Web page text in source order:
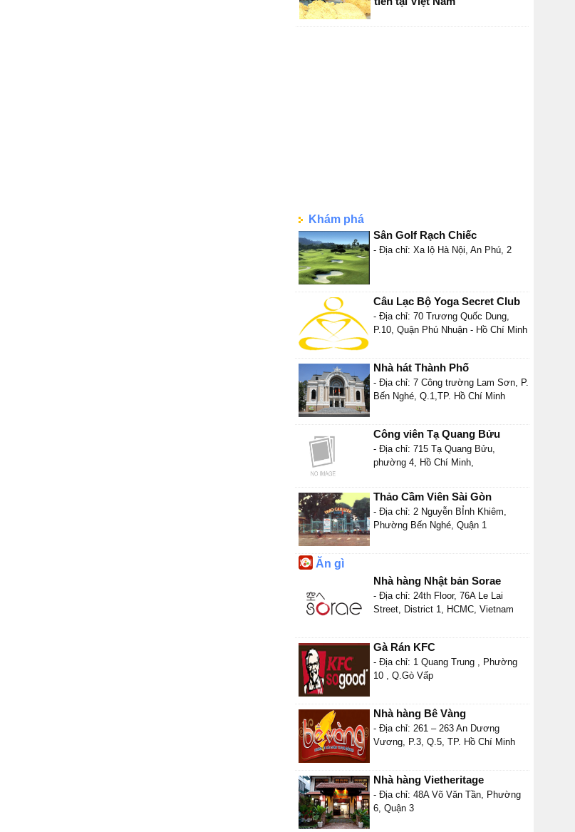
Khám phá
Sân Golf Rạch Chiếc
- Địa chỉ: Xa lộ Hà Nội, An Phú, 2
Câu Lạc Bộ Yoga Secret Club
- Địa chỉ: 70 Trương Quốc Dung,
P.10, Quận Phú Nhuận - Hồ Chí Minh
Nhà hát Thành Phố
- Địa chỉ: 7 Công trường Lam Sơn, P.
Bến Nghé, Q.1,TP. Hồ Chí Minh
Công viên Tạ Quang Bửu
- Địa chỉ: 715 Tạ Quang Bửu,
phường 4, Hồ Chí Minh,
Thảo Cầm Viên Sài Gòn
- Địa chỉ: 2 Nguyễn BỈnh Khiêm,
Phường Bến Nghé, Quận 1
Ăn gì
Nhà hàng Nhật bản Sorae
- Địa chỉ: 24th Floor, 76A Le Lai
Street, District 1, HCMC, Vietnam
Gà Rán KFC
- Địa chỉ: 1 Quang Trung , Phường
10 , Q.Gò Vấp
Nhà hàng Bê Vàng
- Địa chỉ: 261 – 263 An Dương
Vương, P.3, Q.5, TP. Hồ Chí Minh
Nhà hàng Vietheritage
- Địa chỉ: 48A Võ Văn Tần, Phường
6, Quận 3